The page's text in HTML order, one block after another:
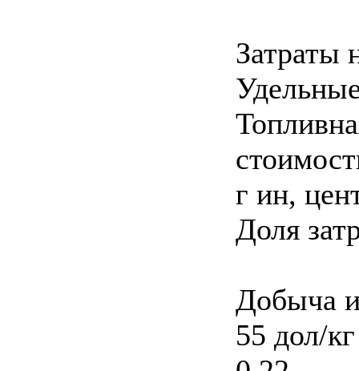
Затраты
г ин,
Доля
Добыча
55 дол/